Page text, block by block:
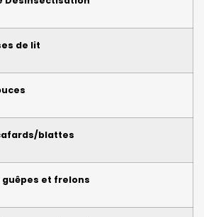
de lit
blattes
et frelons